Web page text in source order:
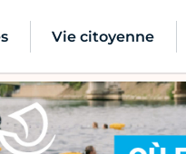
Vie citoyenne